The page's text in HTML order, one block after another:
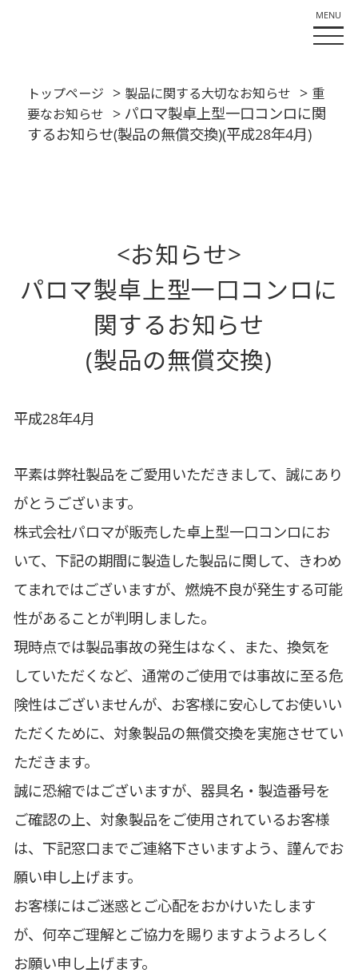
トップページ > 製品に関する大切なお知らせ > 重
要なお知らせ > パロマ製卓上型一口コンロに関
するお知らせ(製品の無償交換)(平成28年4月)
<お知らせ>
パロマ製卓上型一口コンロに
関するお知らせ
(製品の無償交換)
平成28年4月
平素は弊社製品をご愛用いただきまして、誠にあり
がとうございます。
株式会社パロマが販売した卓上型一口コンロにお
いて、下記の期間に製造した製品に関して、きわめ
てまれではございますが、燃焼不良が発生する可能
性があることが判明しました。
現時点では製品事故の発生はなく、また、換気を
していただくなど、通常のご使用では事故に至る危
険性はございませんが、お客様に安心してお使いい
ただくために、対象製品の無償交換を実施させてい
ただきます。
誠に恐縮ではございますが、器具名・製造番号を
ご確認の上、対象製品をご使用されているお客様
は、下記窓口までご連絡下さいますよう、謹んでお
願い申し上げます。
お客様にはご迷惑とご心配をおかけいたします
が、何卒ご理解とご協力を賜りますようよろしく
お願い申し上げます。